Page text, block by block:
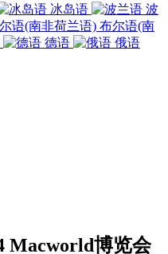
冰岛语
波
布尔语(南
德语
俄语
Macworld博览会